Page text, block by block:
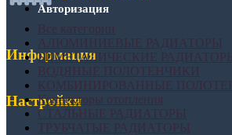
Авторизация
Информация
Настройки
БИМЕТАЛИЧЕСКИЕ РАДИАТОРЫ
Конвекторы отопления
СТАЛЬНЫЕ РАДИАТОРЫ